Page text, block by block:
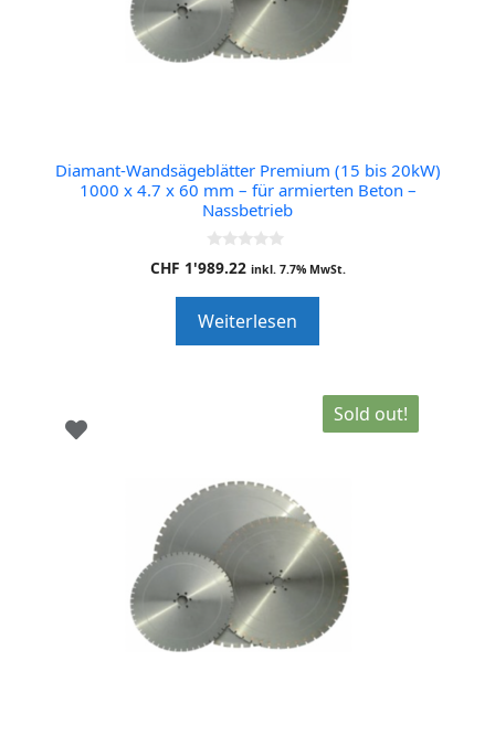
Diamant-Wandsägeblätter Premium (15 bis 20kW)
1000 x 4.7 x 60 mm – für armierten Beton –
Nassbetrieb
0
o
o
f
5
CHF 1'989.22 inkl. 7.7% MwSt.
Weiterlesen
Sold out!